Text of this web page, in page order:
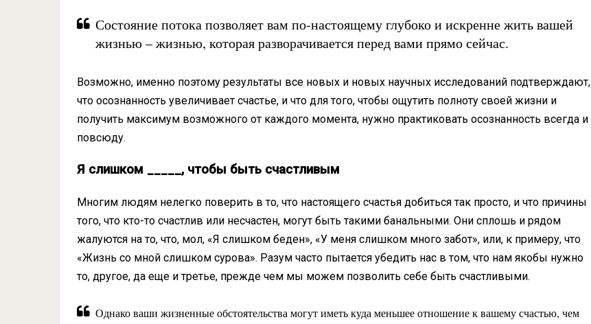
Состояние потока позволяет вам по-настоящему глубоко и искренне жить вашей
жизнью – жизнью, которая разворачивается перед вами прямо сейчас.
Возможно, именно поэтому результаты все новых и новых научных исследований подтверждают,
что осознанность увеличивает счастье, и что для того, чтобы ощутить полноту своей жизни и
получить максимум возможного от каждого момента, нужно практиковать осознанность всегда и
повсюду.
Я слишком _____, чтобы быть счастливым
Многим людям нелегко поверить в то, что настоящего счастья добиться так просто, и что причины
того, что кто-то счастлив или несчастен, могут быть такими банальными. Они сплошь и рядом
жалуются на то, что, мол, «Я слишком беден», «У меня слишком много забот», или, к примеру, что
«Жизнь со мной слишком сурова». Разум часто пытается убедить нас в том, что нам якобы нужно
то, другое, да еще и третье, прежде чем мы можем позволить себе быть счастливыми.
Однако ваши жизненные обстоятельства могут иметь куда меньшее отношение к вашему счастью, чем